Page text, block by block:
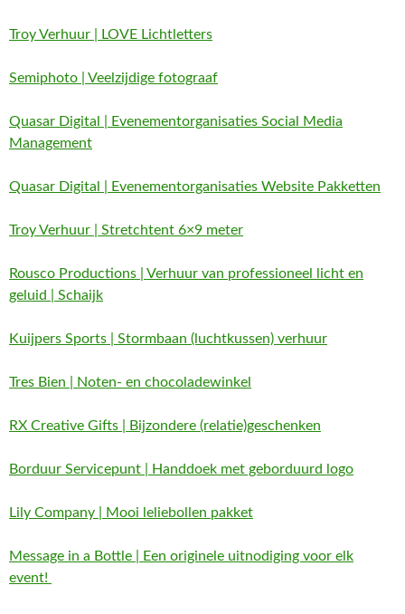
Troy Verhuur | LOVE Lichtletters
Semiphoto | Veelzijdige fotograaf
Quasar Digital | Evenementorganisaties Social Media
Management
Quasar Digital | Evenementorganisaties Website Pakketten
Troy Verhuur | Stretchtent 6×9 meter
Rousco Productions | Verhuur van professioneel licht en
geluid | Schaijk
Kuijpers Sports | Stormbaan (luchtkussen) verhuur
Tres Bien | Noten- en chocoladewinkel
RX Creative Gifts | Bijzondere (relatie)geschenken
Borduur Servicepunt | Handdoek met geborduurd logo
Lily Company | Mooi leliebollen pakket
Message in a Bottle | Een originele uitnodiging voor elk
event!